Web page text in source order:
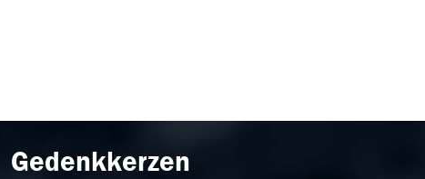
Gedenkkerzen